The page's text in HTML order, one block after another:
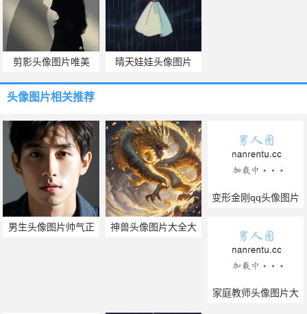
剪影头像图片唯美 晴天娃娃头像图片
头像图片相关推荐
男生头像图片帅气正
神兽头像图片大全大
变形金刚qq头像图片
家庭教师头像图片大